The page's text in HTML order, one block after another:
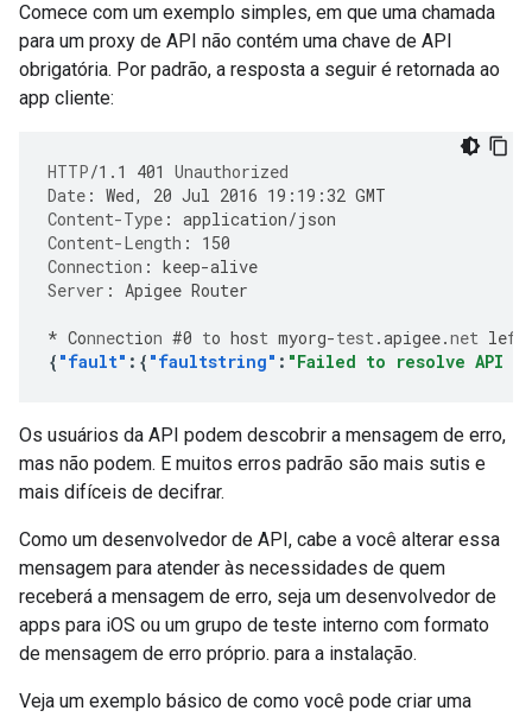
Comece com um exemplo simples, em que uma chamada
para um proxy de API não contém uma chave de API
obrigatória. Por padrão, a resposta a seguir é retornada ao
app cliente:
HTTP/1.1 401 Unauthorized
Date : Wed, 20 Jul 2016 19:19:32 GMT
Content-Type : application/json
Content-Length :
150
Connection : keep-alive
Server : Apigee Router
* Connection #0 to host myorg-test.apigee.net left
{ "fault" :{ "faultstring" : "Failed to resolve API
Os usuários da API podem descobrir a mensagem de erro,
mas não podem. E muitos erros padrão são mais sutis e
mais difíceis de decifrar.
Como um desenvolvedor de API, cabe a você alterar essa
mensagem para atender às necessidades de quem
receberá a mensagem de erro, seja um desenvolvedor de
apps para iOS ou um grupo de teste interno com formato
de mensagem de erro próprio. para a instalação.
Veja um exemplo básico de como você pode criar uma